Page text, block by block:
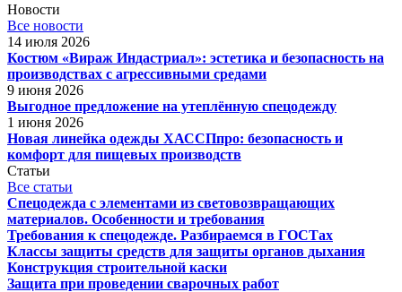
Новости
Все новости
14 июля 2026
Костюм «Вираж Индастриал»: эстетика и безопасность на
производствах с агрессивными средами
9 июня 2026
Выгодное предложение на утеплённую спецодежду
1 июня 2026
Новая линейка одежды ХАССПпро: безопасность и
комфорт для пищевых производств
Статьи
Все статьи
Спецодежда с элементами из световозвращающих
материалов. Особенности и требования
Требования к спецодежде. Разбираемся в ГОСТах
Классы защиты средств для защиты органов дыхания
Конструкция строительной каски
Защита при проведении сварочных работ